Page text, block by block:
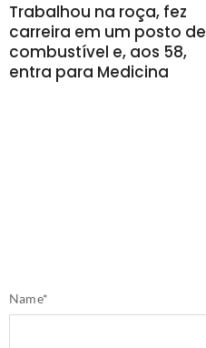
Trabalhou na roça, fez
carreira em um posto de
combustível e, aos 58,
entra para Medicina
Name*